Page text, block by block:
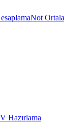
Not
Hazırlama